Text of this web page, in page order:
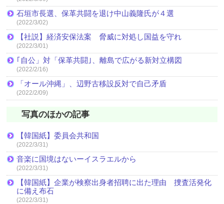
石垣市長選、保革共闘を退け中山義隆氏が４選
(2022/3/02)
【社説】経済安保法案 脅威に対処し国益を守れ
(2022/3/01)
｢自公」対「保革共闘｣、離島で広がる新対立構図
(2022/2/16)
「オール沖縄」、辺野古移設反対で自己矛盾
(2022/2/09)
写真のほかの記事
【韓国紙】委員会共和国
(2022/3/31)
音楽に国境はないーイスラエルから
(2022/3/31)
【韓国紙】企業が検察出身者招聘に出た理由 捜査活発化
に備え布石
(2022/3/31)